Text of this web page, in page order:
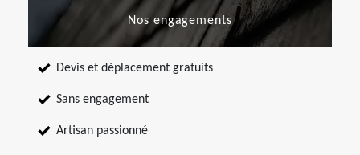
Nos engagements
Devis et déplacement gratuits
Sans engagement
Artisan passionné